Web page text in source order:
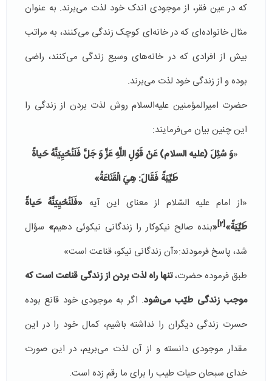
که در عین فقر، از موجودی اندک خود لذت می‌برند. به عنوان
مثال خانواده‌ای که در خانه‌ای کوچک زندگی می‌کنند، به مراتب
بیش از افرادی که در خانه‌های وسیع زندگی می‌کنند، راضی
بوده و از زندگی خود لذت می‌برند.
حضرت امیرالمؤمنین علیه‌السلام روش لذت بردن از زندگی را
این چنین بیان می‌فرمایند:
«وَ سُئِلَ (عليه السلام) عَنْ قَوْلِ اللَّهِ عَزَّ وَ جَلَّ فَلَنُحْيِيَنَّهُ حَياةً
طَيِّبَةً فَقَالَ: هِيَ الْقَنَاعَةُ»
«از امام عليه السّلام از معنای این آیه «فَلَنُحْيِيَنَّهُ حَياةً
طَيِّبَةً»[2]
«بنده صالح نيكوكار را زندگانى نيكوئى دهيم» سؤال
شد، پاسخ فرمودند:«آن زندگانى نيكو، قناعت است»
طبق فرموده حضرت،تنها راه لذت بردن از زندگی قناعت است که
موجب زندگی طیّب می‌شود. اگر به موجودی خود قانع بوده
حسرت زندگی دیگران را نداشته باشیم، کمال خود را در این
مقدار موجودی دانسته و از آن لذت می‌بریم، در این صورت
خدای سبحان حیات طیب را برای ما رقم زده است.